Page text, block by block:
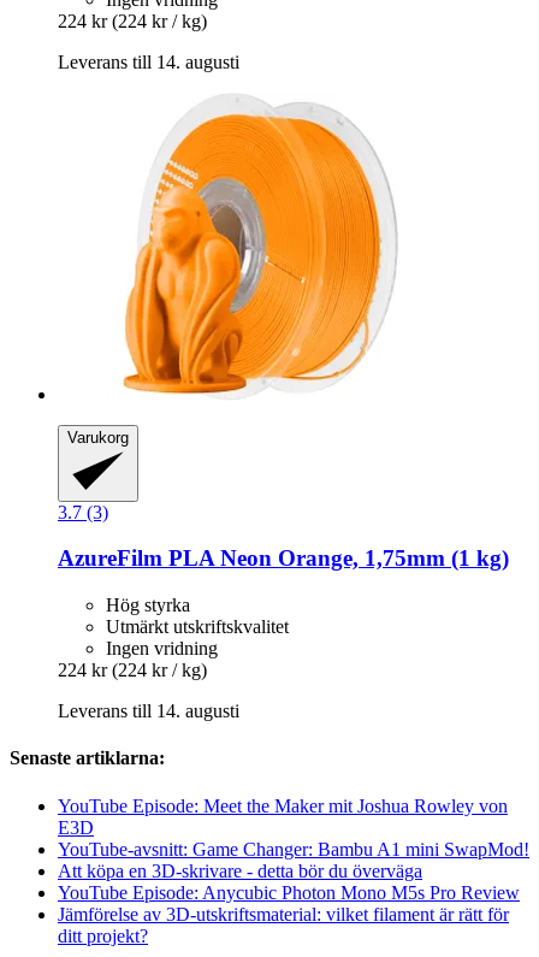
224 kr (224 kr / kg)
Leverans till 14. augusti
Varukorg
3.7 (3)
AzureFilm PLA Neon Orange, 1,75mm (1 kg)
Hög styrka
Utmärkt utskriftskvalitet
Ingen vridning
224 kr (224 kr / kg)
Leverans till 14. augusti
Senaste artiklarna:
YouTube Episode: Meet the Maker mit Joshua Rowley von
E3D
YouTube-avsnitt: Game Changer: Bambu A1 mini SwapMod!
Att köpa en 3D-skrivare - detta bör du överväga
YouTube Episode: Anycubic Photon Mono M5s Pro Review
Jämförelse av 3D-utskriftsmaterial: vilket filament är rätt för
ditt projekt?